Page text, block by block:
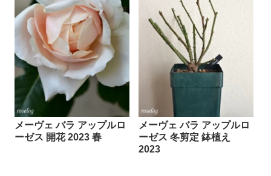
メーヴェ バラ アップルロ
ーゼス 開花 2023 春
メーヴェ バラ アップルロ
ーゼス 冬剪定 鉢植え
2023